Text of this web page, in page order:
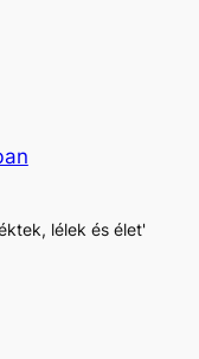
lélek és élet'